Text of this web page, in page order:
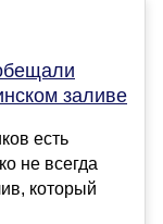
заливе
есть
не всегда
который